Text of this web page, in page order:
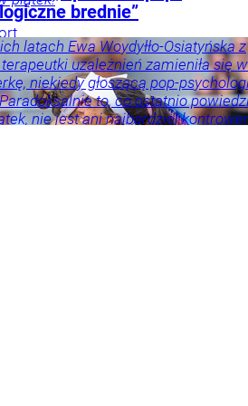
brednie”
latach Ewa Woydyłło-Osiatyńska z
uzależnień zamieniła się w
niekiedy głoszącą pop-
to, co ostatnio
nie jest ani najbardziej